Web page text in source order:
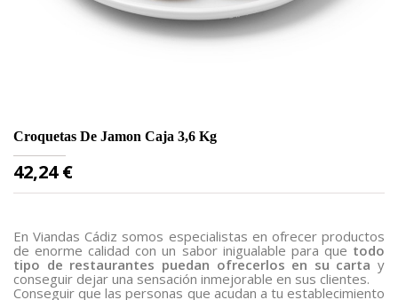
Croquetas De Jamon Caja 3,6 Kg
Precio
42,24 €
En Viandas Cádiz somos especialistas en ofrecer productos
de enorme calidad con un sabor inigualable para que todo
tipo de restaurantes puedan ofrecerlos en su carta y
conseguir dejar una sensación inmejorable en sus clientes.
Conseguir que las personas que acudan a tu establecimiento